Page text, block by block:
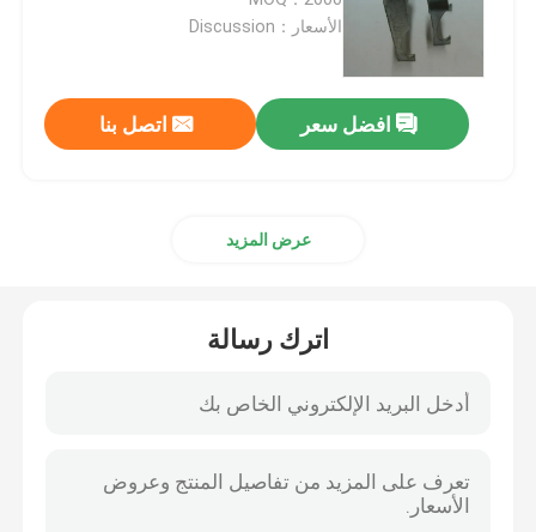
علبة الكابلات المعدنية
ملحقات علبة الكابلات
مشبك أنابيب مجلفن
الأسعار：Discussion
افضل سعر اتصل بنا
عرض المزيد
اترك رسالة